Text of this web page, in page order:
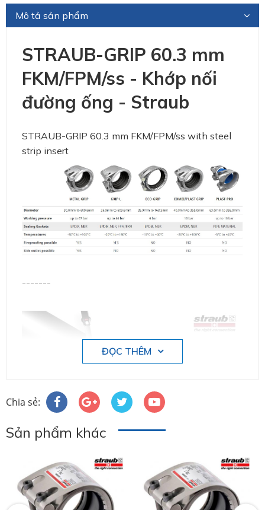
Mô tả sản phẩm
STRAUB-GRIP 60.3 mm
FKM/FPM/ss - Khớp nối
đường ống - Straub
STRAUB-GRIP 60.3 mm FKM/FPM/ss with steel
strip insert
-------
ĐỌC THÊM
Chia sẻ:
Sản phẩm khác